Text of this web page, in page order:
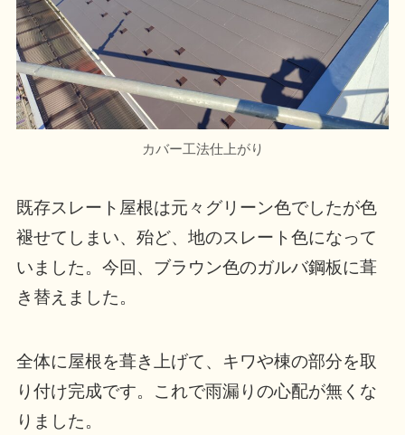
カバー工法仕上がり
既存スレート屋根は元々グリーン色でしたが色
褪せてしまい、殆ど、地のスレート色になって
いました。今回、ブラウン色のガルバ鋼板に葺
き替えました。
全体に屋根を葺き上げて、キワや棟の部分を取
り付け完成です。これで雨漏りの心配が無くな
りました。